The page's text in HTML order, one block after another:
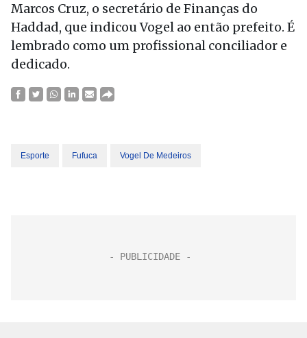
Marcos Cruz, o secretário de Finanças do
Haddad, que indicou Vogel ao então prefeito. É
lembrado como um profissional conciliador e
dedicado.
Esporte Fufuca Vogel De Medeiros